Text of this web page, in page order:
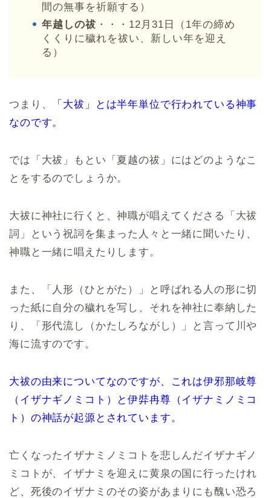
間の無事を祈願する）
年越しの祓 ・・・12月31日（1年の締め
くくりに穢れを祓い、新しい年を迎え
る）
つまり、
「大祓」とは半年単位で行われている神事
なのです。
では「大祓」もとい「夏越の祓」にはどのようなこ
とをするのでしょうか。
大祓に神社に行くと、神職が唱えてくださる「大祓
詞」という祝詞を集まった人々と一緒に聞いたり、
神職と一緒に唱えたりします。
また、「人形（ひとがた）」と呼ばれる人の形に切
った紙に自分の穢れを写し、それを神社に奉納した
り、「形代流し（かたしろながし）」と言って川や
海に流すのです。
大祓の由来についてなのですが、これは伊邪那岐尊
（イザナギノミコト）と伊弉冉尊（イザナミノミコ
ト）の神話が起源とされています。
亡くなったイザナミノミコトを悲しんだイザナギノ
ミコトが、イザナミを迎えに黄泉の国に行ったけれ
ど、死後のイザナミのその姿があまりにも醜い恐ろ